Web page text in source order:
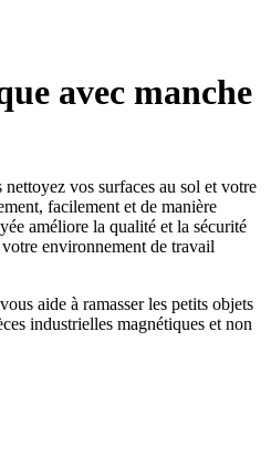
avec manche
vos surfaces au sol et votre
facilement et de manière
améliore la qualité et la sécurité
environnement de travail
aide à ramasser les petits objets
industrielles magnétiques et non